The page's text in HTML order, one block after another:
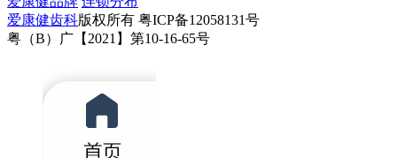
爱康健齿科版权所有 粤ICP备12058131号
粤（B）广【2021】第10-16-65号